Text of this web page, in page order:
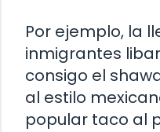
Por ejemplo, la
inmigrantes
consigo el
al estilo
popular taco al